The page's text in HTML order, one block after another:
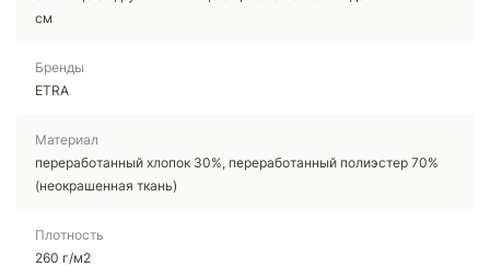
см
Бренды
ETRA
Материал
переработанный хлопок 30%, переработанный полиэстер 70%
(неокрашенная ткань)
Плотность
260 г/м2